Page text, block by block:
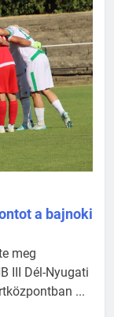
a bajnoki
meg
III Dél-Nyugati
...